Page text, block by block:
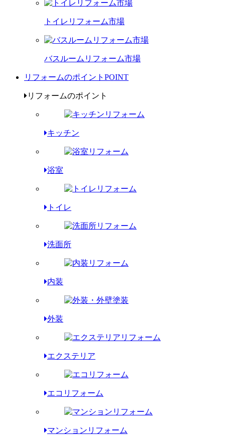
トイレリフォーム市場
バスルームリフォーム市場
リフォームのポイント POINT
リフォームのポイント
キッチン
浴室
トイレ
洗面所
内装
外装
エクステリア
エコリフォーム
マンションリフォーム